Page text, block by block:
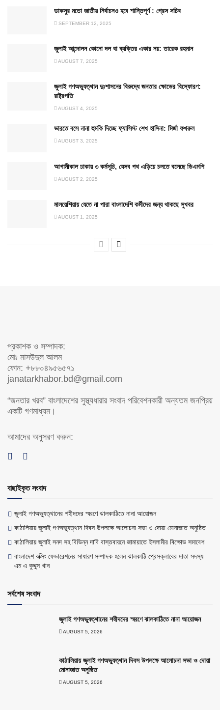
ডাকসুর মতো জাতীয় নির্বাচনও হবে শান্তিপূর্ণ : প্রেস সচিব
SEPTEMBER 12, 2025
জুলাই আন্দোলন কোনো দল বা ব্যক্তির একার নয়: তারেক রহমান
AUGUST 7, 2025
জুলাই গণঅভ্যুত্থান দুঃশাসনের বিরুদ্ধে জনতার ক্ষোভের বিস্ফোরণ:
রাষ্ট্রপতি
AUGUST 4, 2025
ভারতে বসে নানা হুমকি দিচ্ছে ফ্যাসিস্ট শেখ হাসিনা: মির্জা ফখরুল
AUGUST 3, 2025
আগামীকাল ঢাকায় ৩ কর্মসূচি, যেসব পথ এড়িয়ে চলতে বলেছে ডিএমপি
AUGUST 2, 2025
মালয়েশিয়ায় যেতে না পারা বাংলাদেশি কর্মীদের জন্য থাকছে সুখবর
AUGUST 1, 2025
প্রকাশক ও সম্পাদক:
মোঃ মাসউদুল আলম
ফোন: +৮৮০৪৯৫৬৫৭১
janatarkhabor.bd@gmail.com
“জনতার খরব” বাংলাদেশের সুস্থ্যধারার সংবাদ পরিবেশনকারী অন্যতম জনপ্রিয়
একটি গণমাধ্যম।
আমাদের অনুসরণ করুন:
বাছাইকৃত সংবাদ
জুলাই গণঅভ্যুত্থানের শহীদদের স্মরণে ঝালকাঠিতে নানা আয়োজন
কাঠালিয়ায় জুলাই গণঅভ্যুত্থান দিবস উপলক্ষে আলোচনা সভা ও দোয়া মোনাজাত অনুষ্ঠিত
কাঠালিয়ায় জুলাই সনদ সহ বিভিন্ন দাবি বাস্তবায়নে জামায়াতে ইসলামীর বিক্ষোভ সমাবেশ
বাংলাদেশ বক্সিং ফেডারেশনের সাধারণ সম্পাদক হলেন ঝালকাঠি প্রেসক্লাবের দাতা সদস্য
এম এ কুদ্দুস খান
সর্বশেষ সংবাদ
জুলাই গণঅভ্যুত্থানের শহীদদের স্মরণে ঝালকাঠিতে নানা আয়োজন
AUGUST 5, 2026
কাঠালিয়ায় জুলাই গণঅভ্যুত্থান দিবস উপলক্ষে আলোচনা সভা ও দোয়া
মোনাজাত অনুষ্ঠিত
AUGUST 5, 2026